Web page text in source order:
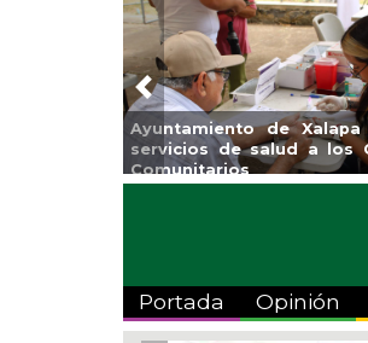
Municipio
etapa de
boulevard 5 de
Previous
Portada Opinión